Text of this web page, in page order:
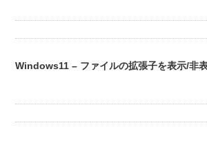
Windows11 – ファイルの拡張子を表示/非